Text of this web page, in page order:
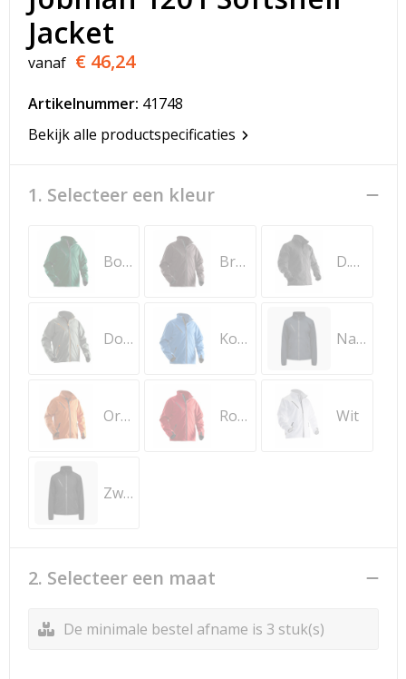
T-Shirts
Veiligheidsvesten en Veiligheidshesjes
Vesten
Werkkleding sets
Gehoorbescherming
Jacket
vanaf € 46,24
Artikelnummer: 41748
Bekijk alle productspecificaties
1. Selecteer een kleur
Bosgroen Bruin D.grijs/D. grijs
Donkergrijs Kobalt Navy
Oranje Rood Wit
Zwart
2. Selecteer een maat
De minimale bestel afname is 3 stuk(s)